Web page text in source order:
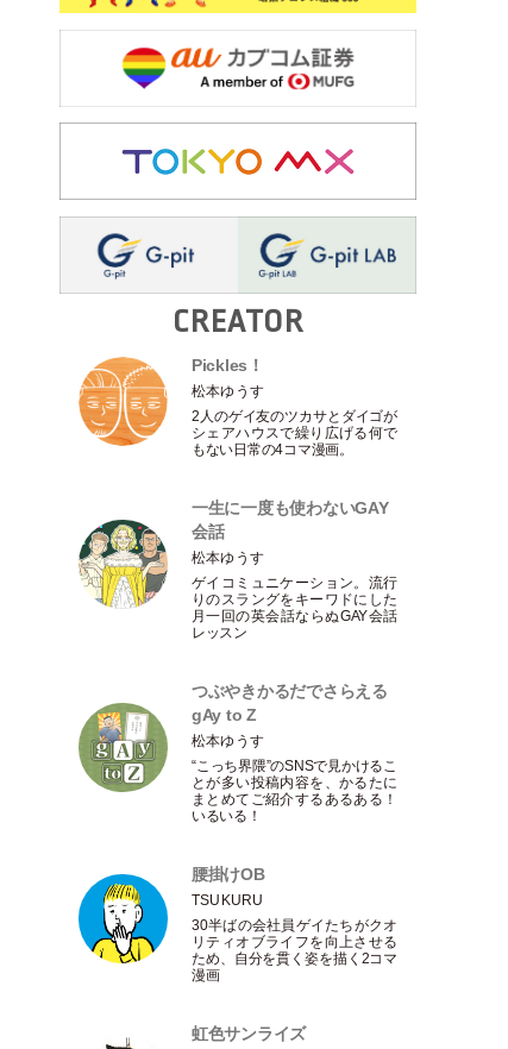
CREATOR
Pickles！
松本ゆうす
2人のゲイ友のツカサとダイゴが
シェアハウスで繰り広げる何で
もない日常の4コマ漫画。
一生に一度も使わないGAY
会話
松本ゆうす
ゲイコミュニケーション。流行
りのスラングをキーワドにした
月一回の英会話ならぬGAY会話
レッスン
つぶやきかるだでさらえる
gAy to Z
松本ゆうす
“こっち界隈”のSNSで見かけるこ
とが多い投稿内容を、かるたに
まとめてご紹介するあるある！
いるいる！
腰掛けOB
TSUKURU
30半ばの会社員ゲイたちがクオ
リティオブライフを向上させる
ため、自分を貫く姿を描く2コマ
漫画
虹色サンライズ